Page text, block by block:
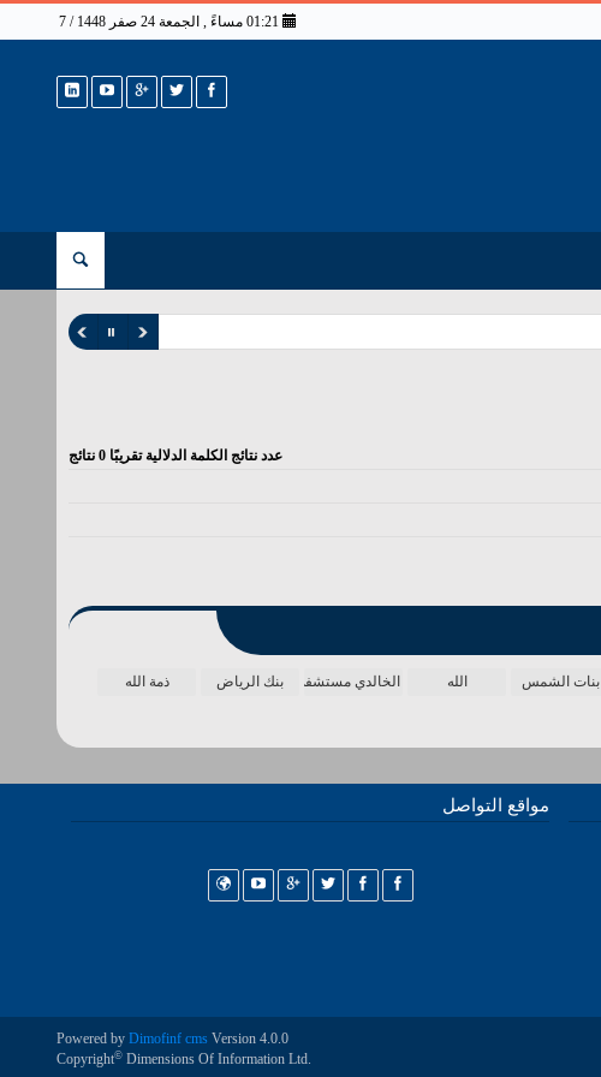
عدد نتائج الكلمة الدلالية تقريبًا 0 نتائج
بنات الشمس الله الخالدي مستشفى بنك الرياض
ذمة الله
مواقع التواصل
Powered by Dimofinf cms Version 4.0.0
Copyright© Dimensions Of Information Ltd.